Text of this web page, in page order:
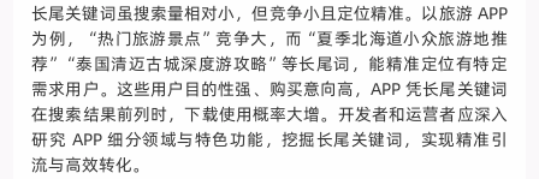
长尾关键词虽搜索量相对小，但竞争小且定位精准。以旅游 APP
为例，“热门旅游景点”竞争大，而“夏季北海道小众旅游地推
荐”“泰国清迈古城深度游攻略”等长尾词，能精准定位有特定
需求用户。这些用户目的性强、购买意向高，APP 凭长尾关键词
在搜索结果前列时，下载使用概率大增。开发者和运营者应深入
研究 APP 细分领域与特色功能，挖掘长尾关键词，实现精准引
流与高效转化。